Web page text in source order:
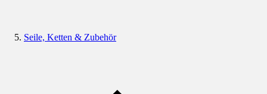
Seile, Ketten & Zubehör